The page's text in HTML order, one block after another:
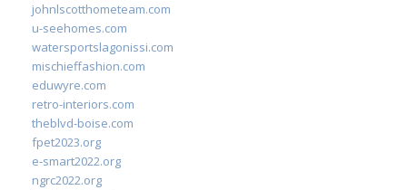
johnlscotthometeam.com
u-seehomes.com
watersportslagonissi.com
mischieffashion.com
eduwyre.com
retro-interiors.com
theblvd-boise.com
fpet2023.org
e-smart2022.org
ngrc2022.org